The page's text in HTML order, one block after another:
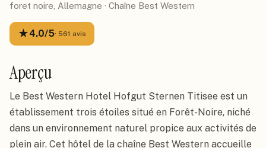
foret noire, Allemagne · Chaîne Best Western
★4.0/5· 561 avis
Aperçu
Le Best Western Hotel Hofgut Sternen Titisee est un
établissement trois étoiles situé en Forêt-Noire, niché
dans un environnement naturel propice aux activités de
plein air. Cet hôtel de la chaîne Best Western accueille